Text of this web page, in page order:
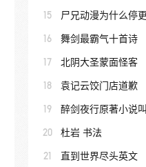
15 尸兄动漫为什么停更
16 舞剑最霸气十首诗
17 北阴大圣蒙面怪客
18 袁记云饺门店道歉
19 醉剑夜行原著小说
20 杜岩 书法
21 直到世界尽头英文